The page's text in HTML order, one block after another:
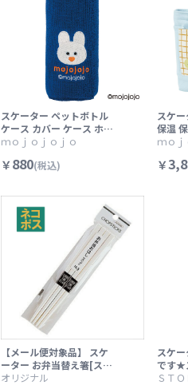
スケーター ペットボトル
ケース カバー ケース ホル
ダー ペットボトル 持ち運
ojojojo モジョジョジョ
ラクター おでかけ】
ｍｏｊｏｊｏｊｏ
￥ 880(税込)
スケ
保温
ランチ
P7
ｍｏ
￥
【メール便対象品】 スケ
ーター お弁当替え箸[スペ
ア箸]2膳組み 16.5cm//シ
オリジナル
スケ
です★
ふり
ＳＴ